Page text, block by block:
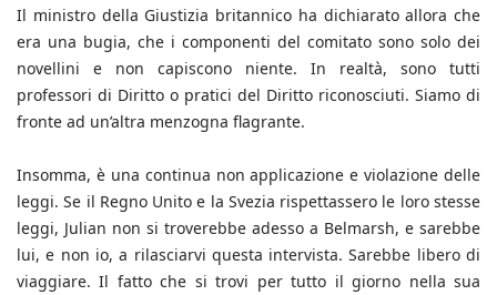
Il ministro della Giustizia britannico ha dichiarato allora che
era una bugia, che i componenti del comitato sono solo dei
novellini e non capiscono niente. In realtà, sono tutti
professori di Diritto o pratici del Diritto riconosciuti. Siamo di
fronte ad un’altra menzogna flagrante.
Insomma, è una continua non applicazione e violazione delle
leggi. Se il Regno Unito e la Svezia rispettassero le loro stesse
leggi, Julian non si troverebbe adesso a Belmarsh, e sarebbe
lui, e non io, a rilasciarvi questa intervista. Sarebbe libero di
viaggiare. Il fatto che si trovi per tutto il giorno nella sua